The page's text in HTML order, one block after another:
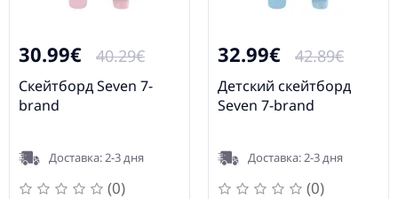
30.99€ 40.29€
Cкейтборд Seven 7-
brand
Доставка: 2-3 дня
(0)
32.99€ 42.89€
Детский скейтборд
Seven 7-brand
Доставка: 2-3 дня
(0)